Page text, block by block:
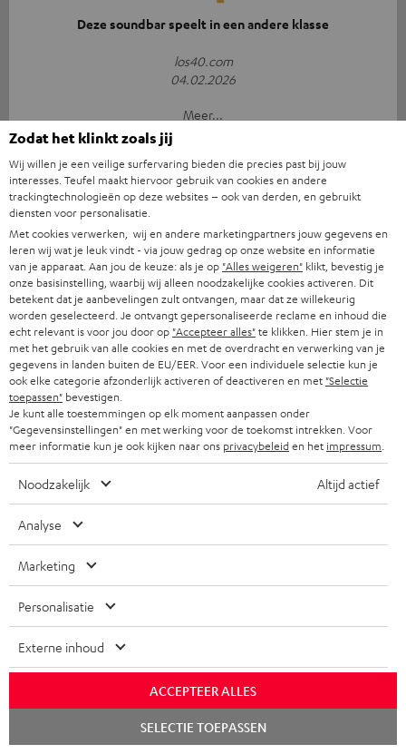
Deze soundbar speelt in een andere klasse
los40.com
04.02.2026
Meer...
Een unieke soundgigant
heraldo.es
24.11.2025
Meer...
''Tijdens het gamen is het vooral het extreem grote
geluidsveld dat bijdraagt aan een immersieve ervaring''
gamer.nl
Zodat het klinkt zoals jij
Wij willen je een veilige surfervaring bieden die precies past bij jouw
interesses. Teufel maakt hiervoor gebruik van cookies en andere
trackingtechnologieën op deze websites – ook van derden, en gebruikt
diensten voor personalisatie.
Met cookies verwerken, wij en andere marketingpartners jouw gegevens en
leren wij wat je leuk vindt - via jouw gedrag op onze website en informatie
van je apparaat. Aan jou de keuze: als je op "Alles weigeren" klikt, bevestig je
onze basisinstelling, waarbij wij alleen noodzakelijke cookies activeren. Dit
betekent dat je aanbevelingen zult ontvangen, maar dat ze willekeurig
worden geselecteerd. Je ontvangt gepersonaliseerde reclame en inhoud die
echt relevant is voor jou door op "Accepteer alles"te klikken. Hier stem je in
met het gebruik van alle cookies en met de overdracht en verwerking van je
gegevens in landen buiten de EU/EER. Voor een individuele selectie kun je
ook elke categorie afzonderlijk activeren of deactiveren en met "Selectie
toepassen" bevestigen.
Je kunt alle toestemmingen op elk moment aanpassen onder
"Gegevensinstellingen" en met werking voor de toekomst intrekken. Voor
meer informatie kun je ook kijken naar ons privacybeleiden het impressum
Noodzakelijk Altijd actief
Analyse
Marketing
Personalisatie
Externe inhoud
ACCEPTEER ALLES
SELECTIE TOEPASSEN